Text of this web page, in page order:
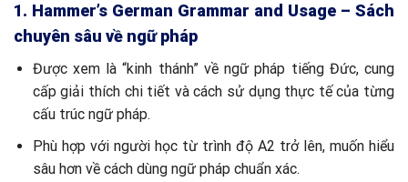
1. Hammer’s German Grammar and Usage – Sách
chuyên sâu về ngữ pháp
Được xem là “kinh thánh” về ngữ pháp tiếng Đức, cung
cấp giải thích chi tiết và cách sử dụng thực tế của từng
cấu trúc ngữ pháp.
Phù hợp với người học từ trình độ A2 trở lên, muốn hiểu
sâu hơn về cách dùng ngữ pháp chuẩn xác.